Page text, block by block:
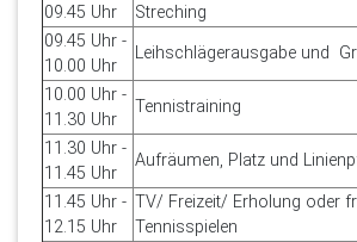
09.45 Uhr
Streching
09.45 Uhr -
10.00 Uhr
Leihschlägerausgabe und
10.00 Uhr -
11.30 Uhr
Tennistraining
11.30 Uhr -
11.45 Uhr
Aufräumen, Platz und
11.45 Uhr -
12.15 Uhr
TV/ Freizeit/ Erholung oder
Tennisspielen